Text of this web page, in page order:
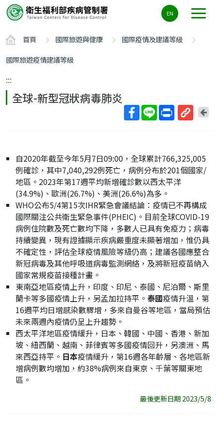
要
容
ALT+C
EN
首頁 國際旅遊與健康
國際疫情及建議等級
國際旅遊疫情建議等級
:::
全球-新型冠狀病毒肺炎
網
址
回
自2020年截至今年5月7日09:00，全球累計766,325,005
例確診，其中7,040,292例死亡，病例分布於201個國家/
地區。2023年第17週平均新增確診數以西太平洋
(34.9%)、歐洲(26.7%)、美洲(26.6%)為多。
WHO公布5/4第15次IHR緊急會議結論：疫情已不再構成
國際關注公共衛生緊急事件(PHEIC)。目前全球COVID-19
病例住院數及死亡數均下降，多數人已具有免疫力；病毒
持續變異，現有證據顯示疾病嚴重度未顯著增加，惟仍具
不確定性，評估全球疫情風險等級仍高；建議各國應整合
新冠病毒及其他呼吸道病毒監測網絡，及將新冠疫苗納入
國家常規疫苗接種計畫。
東南亞地區疫情上升，印度、印尼、泰國、尼泊爾、斯里
蘭卡等多國疫情上升，另孟加拉持平。 泰國疫情升溫，第
16週平均日增感染數驟增，多來自曼谷等地區，當局預估
未來兩週內疫情仍呈上升趨勢。
西太平洋地區疫情緩升，日本、韓國、中國、香港、新加
坡、紐西蘭、越南、菲律賓等多國疫情回升，另澳洲、馬
來西亞持平。 日本疫情緩升，第16週各年齡層、各地區新
增病例數均增加，約38%病例來自東京、千葉等關東地
區。
最後更新日期 2023/5/8